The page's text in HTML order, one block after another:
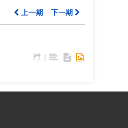
上一期 下一期